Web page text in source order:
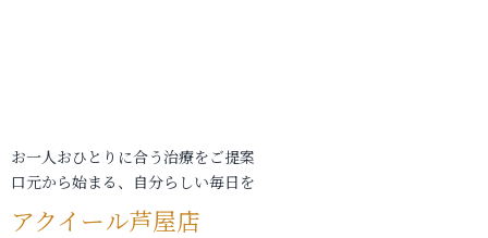
お一人おひとりに合う治療をご提案
口元から始まる、自分らしい毎日を
アクイール芦屋店